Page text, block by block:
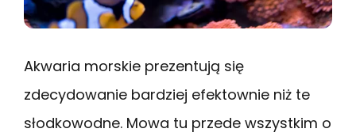
Akwaria morskie prezentują się
zdecydowanie bardziej efektownie niż te
słodkowodne. Mowa tu przede wszystkim o